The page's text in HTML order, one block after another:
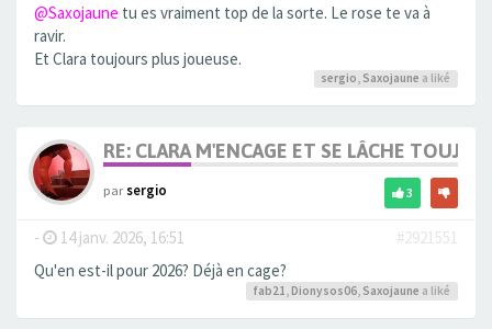
@Saxojaune tu es vraiment top de la sorte. Le rose te va à
ravir.
Et Clara toujours plus joueuse.
sergio, Saxojaune a liké
RE: CLARA M'ENCAGE ET SE LÂCHE
parsergio 3
- 14 janv. 2026, 16:51
#2921551
Qu'en est-il pour 2026? Déjà en cage?
fab21 Dionysos06 Saxojaune a liké